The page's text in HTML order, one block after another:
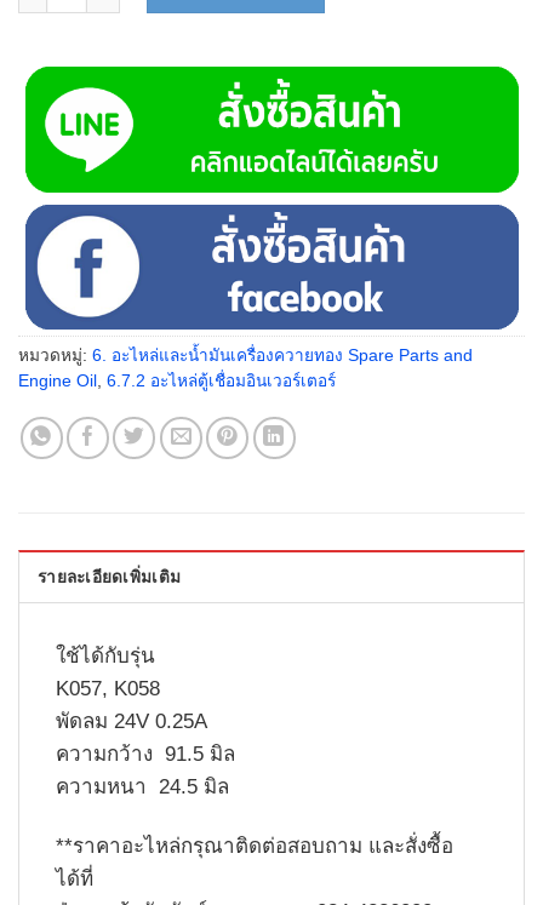
หมวดหมู่: 6. อะไหล่และน้ำมันเครื่องควายทอง Spare Parts and
Engine Oil
6.7.2 อะไหล่ตู้เชื่อมอินเวอร์เตอร์
รายละเอียดเพิ่มเติม
ใช้ได้กับรุ่น
K057, K058
พัดลม 24V 0.25A
ความกว้าง 91.5 มิล
ความหนา 24.5 มิล
**ราคาอะไหล่กรุณาติดต่อสอบถาม และสั่งซื้อ
ได้ที่